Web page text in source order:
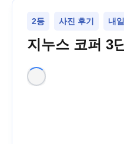
2등 사진 후기 내
지누스 코퍼 3